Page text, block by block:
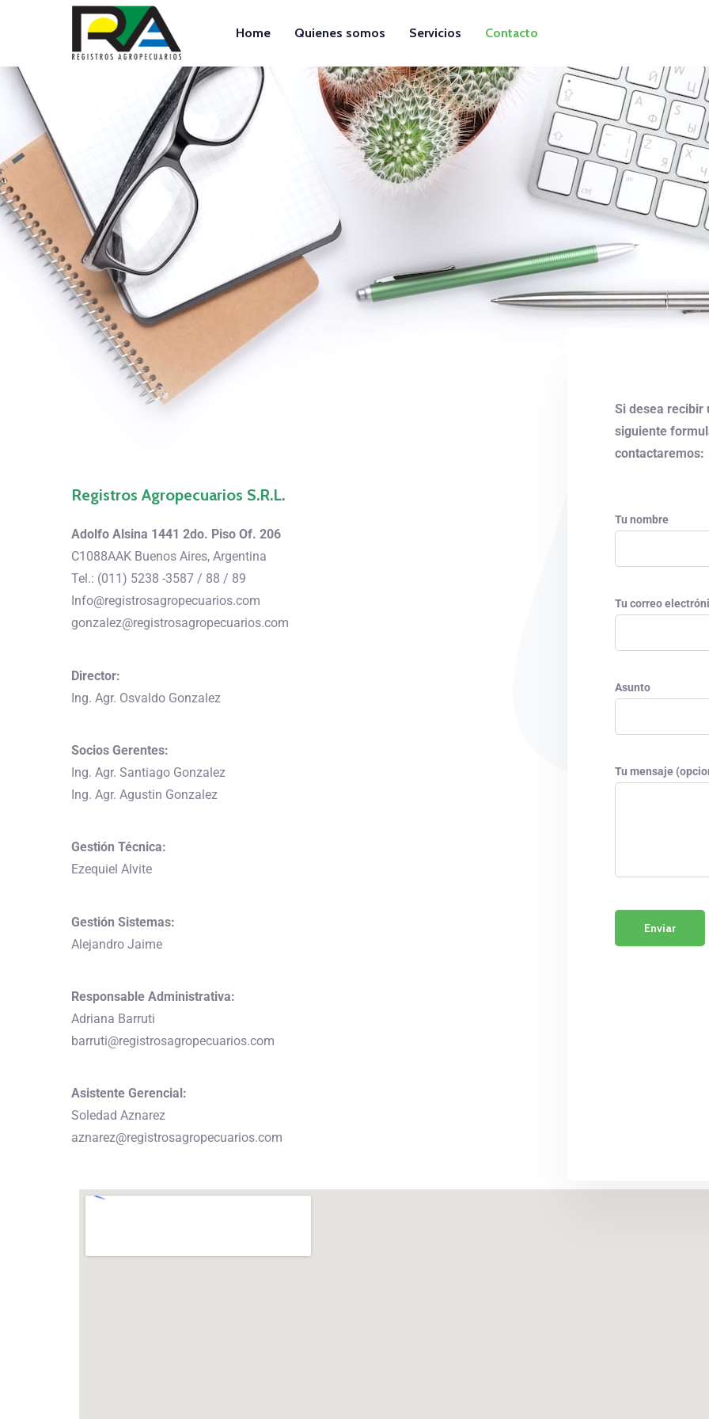
Home Quienes somos Servicios Contacto
Registros Agropecuarios S.R.L.
Adolfo Alsina 1441 2do. Piso Of. 206
C1088AAK Buenos Aires, Argentina
Tel.: (011) 5238 -3587 / 88 / 89
Info@registrosagropecuarios.com
gonzalez@registrosagropecuarios.com
Director:
Ing. Agr. Osvaldo Gonzalez
Socios Gerentes:
Ing. Agr. Santiago Gonzalez
Ing. Agr. Agustin Gonzalez
Gestión Técnica:
Ezequiel Alvite
Gestión Sistemas:
Alejandro Jaime
Responsable Administrativa:
Adriana Barruti
barruti@registrosagropecuarios.com
Asistente Gerencial:
Soledad Aznarez
aznarez@registrosagropecuarios.com
Si desea recibir
siguiente
contactaremos:
Tu nombre
Tu correo
Asunto
Tu mensaje